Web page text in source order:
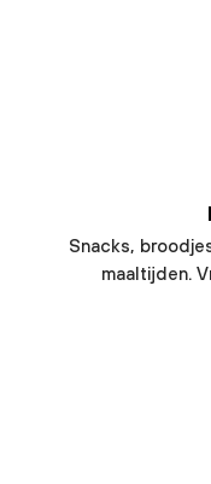
Snacks,
maaltijden.